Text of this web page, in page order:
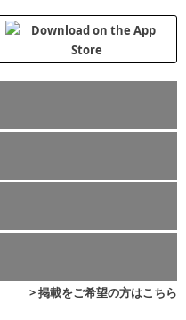
> 掲載をご希望の方はこちら